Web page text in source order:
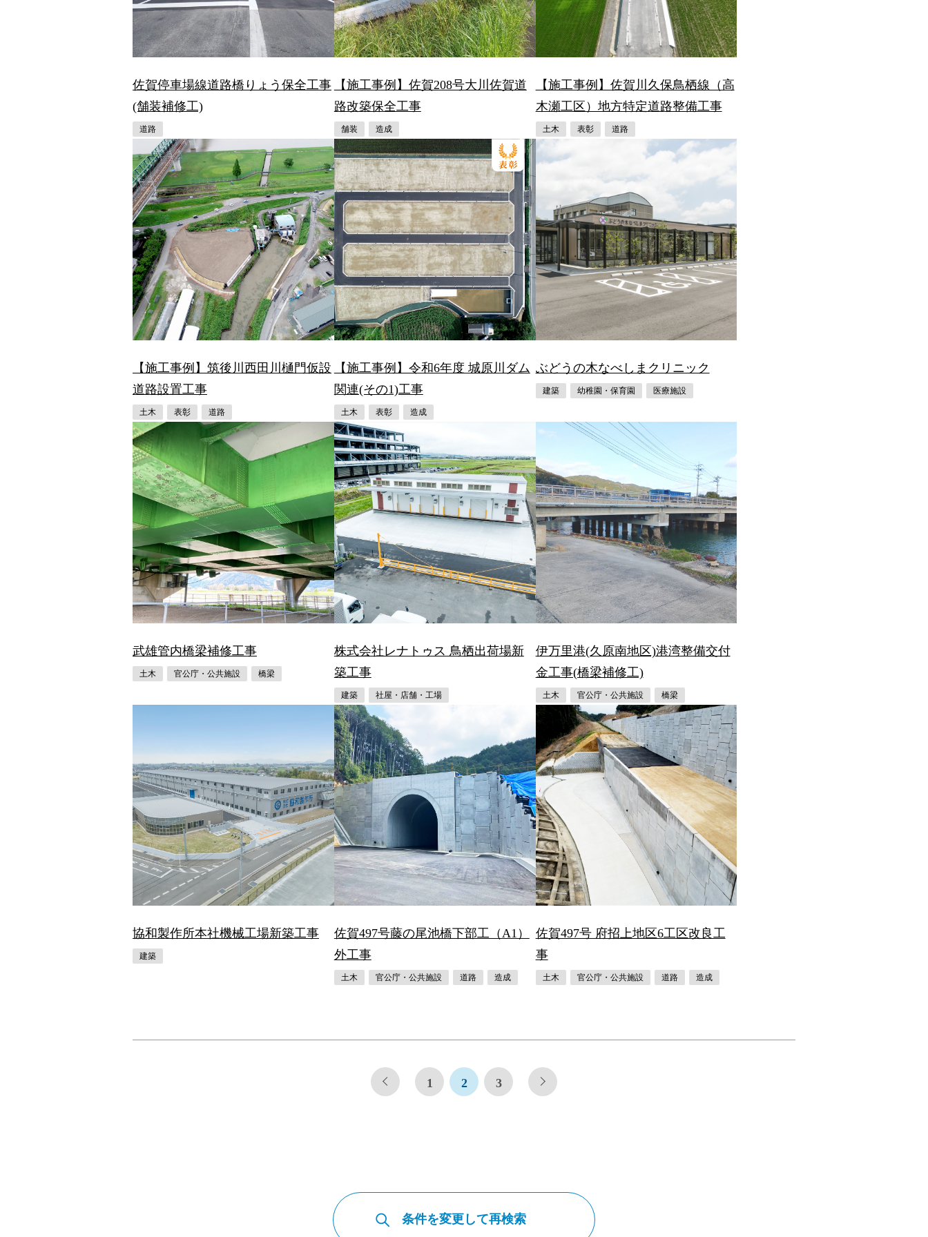
佐賀停車場線道路橋りょう保全工事
(舗装補修工)
道路
【施工事例】佐賀208号大川佐賀道
路改築保全工事
舗装 造成
【施工事例】佐賀川久保鳥栖線（高
木瀬工区）地方特定道路整備工事
土木 表彰 道路
【施工事例】筑後川西田川樋門仮設
道路設置工事
土木 表彰 道路
【施工事例】令和6年度 城原川ダム
関連(その1)工事
土木 表彰 造成
ぶどうの木なべしまクリニック
建築 幼稚園・保育園 医療施設
武雄管内橋梁補修工事
土木 官公庁・公共施設 橋梁
株式会社レナトゥス 鳥栖出荷場新
築工事
建築 社屋・店舗・工場
伊万里港(久原南地区)港湾整備交付
金工事(橋梁補修工)
土木 官公庁・公共施設 橋梁
協和製作所本社機械工場新築工事
建築
佐賀497号藤の尾池橋下部工（A1）
外工事
土木 官公庁・公共施設 道路 造成
佐賀497号 府招上地区6工区改良工
事
土木 官公庁・公共施設 道路 造成
1 2 3
条件を変更して再検索